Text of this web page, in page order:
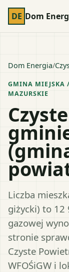
DE Dom
Dom Energia/
GMINA MIEJSKA
MAZURSKIE
Liczba
giżycki) to 12
gazowej
stronie
Czyste
WFOŚiGW i